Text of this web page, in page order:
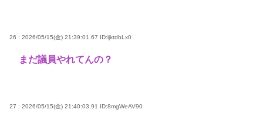
26 : 2026/05/15(金) 21:39:01.67 ID:ijktdbLx0
まだ議員やれてんの？
27 : 2026/05/15(金) 21:40:03.91 ID:8mgWeAV90